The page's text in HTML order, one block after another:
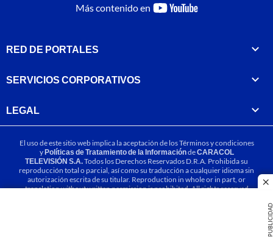
PUBLICIDAD
Más contenido en
youtube-
RED DE PORTALES
SERVICIOS CORPORATIVOS
LEGAL
El uso de este sitio web implica la aceptación de losTérminos y condiciones
yPolíticas de Tratamiento de la InformacióndeCARACOL
TELEVISIÓN S.A.Todos los Derechos Reservados D.R.A. Prohibida su
reproducción total o parcial, así como su traducción a cualquier idioma sin
autorización escrita de su titular. Reproduction in whole or in part, or
translation without written permission is prohibited. All rights reserved